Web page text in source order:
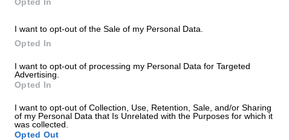
I want to opt-out of the Sale of my Personal Data.
Opted In
I want to opt-out of processing my Personal Data for Targeted
Advertising.
Opted In
I want to opt-out of Collection, Use, Retention, Sale, and/or Sharing
of my Personal Data that Is Unrelated with the Purposes for which it
was collected.
Opted Out